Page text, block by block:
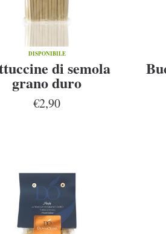
DISPONIBILE
di semola
grano duro
€2,90